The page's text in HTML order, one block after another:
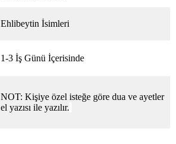
Ehlibeytin İsimleri
1-3 İş Günü İçerisinde
NOT: Kişiye özel isteğe göre dua ve ayetler
el yazısı ile yazılır.